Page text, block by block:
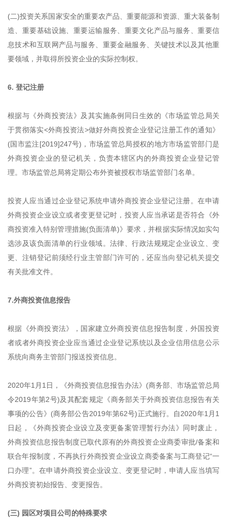
(二)投资关系国家安全的重要农产品、重要能源和资源、重大装备制
造、重要基础设施、重要运输服务、重要文化产品与服务、重要信
息技术和互联网产品与服务、重要金融服务、关键技术以及其他重
要领域，并取得所投资企业的实际控制权。
6. 登记注册
根据与《外商投资法》及其实施条例同日生效的《市场监管总局关
于贯彻落实<外商投资法>做好外商投资企业登记注册工作的通知》
(国市监注[2019]247号)，市场监管总局授权的地方市场监管部门是
外商投资企业的登记机关，负责本辖区内的外商投资企业登记管
理。市场监管总局将定期公布外资被授权市场监管部门名单。
投资人应当通过企业登记系统申请外商投资企业登记注册。在申请
外商投资企业设立或者变更登记时，投资人应当承诺是否符合《外
商投资准入特别管理措施(负面清单)》要求，并根据实际情况如实勾
选涉及该负面清单的行业领域。法律、行政法规规定企业设立、变
更、注销登记前须经行业主管部门许可的，还应当向登记机关提交
有关批准文件。
7.外商投资信息报告
根据《外商投资法》，国家建立外商投资信息报告制度，外国投资
者或者外商投资企业应当通过企业登记系统以及企业信用信息公示
系统向商务主管部门报送投资信息。
2020年1月1日，《外商投资信息报告办法》(商务部、市场监管总局
令2019年第2号)及其配套规定《商务部关于外商投资信息报告有关
事项的公告》(商务部公告2019年第62号)正式施行。自2020年1月1
日起，《外商投资企业设立及变更备案管理暂行办法》同时废止，
外商投资信息报告制度已取代原有的外商投资企业商委审批/备案和
联合年报制度，不再执行外商投资企业设立商委备案与工商登记“一
口办理”。在申请外商投资企业设立、变更登记时，申请人应当填写
外商投资初始报告、变更报告。
(三) 园区对项目公司的特殊要求